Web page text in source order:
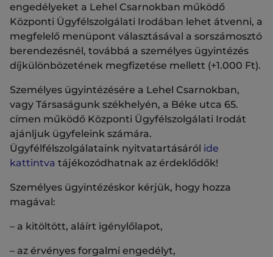
engedélyeket a Lehel Csarnokban működő
Központi Ügyfélszolgálati Irodában lehet átvenni, a
megfelelő menüpont választásával a sorszámosztó
berendezésnél, továbbá a személyes ügyintézés
díjkülönbözetének megfizetése mellett (+1.000 Ft).
Személyes ügyintézésére a Lehel Csarnokban,
vagy Társaságunk székhelyén, a Béke utca 65.
címen működő Központi Ügyfélszolgálati Irodát
ajánljuk ügyfeleink számára.
Ügyfélfélszolgálataink nyitvatartásáról ide
kattintva tájékozódhatnak az érdeklődők!
Személyes ügyintézéskor kérjük, hogy hozza
magával:
– a kitöltött, aláírt igénylőlapot,
– az érvényes forgalmi engedélyt,